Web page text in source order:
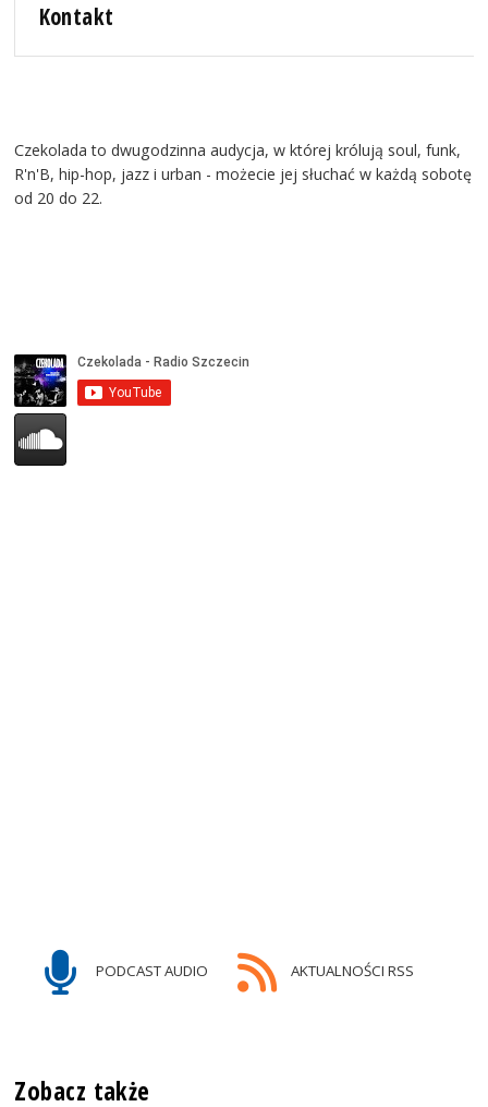
Kontakt
Czekolada to dwugodzinna audycja, w której królują soul, funk,
R'n'B, hip-hop, jazz i urban - możecie jej słuchać w każdą sobotę
od 20 do 22.
PODCAST AUDIO AKTUALNOŚCI RSS
Zobacz także